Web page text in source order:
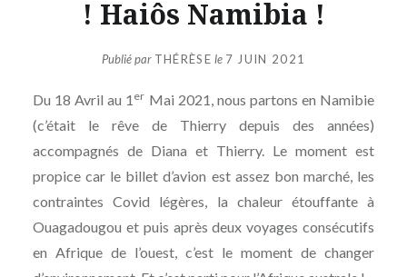
! Haiôs Namibia !
Publié par THÉRÈSE le 7 JUIN 2021
Du 18 Avril au 1 er Mai 2021, nous partons en Namibie
(c’était le rêve de Thierry depuis des années)
accompagnés de Diana et Thierry. Le moment est
propice car le billet d’avion est assez bon marché, les
contraintes Covid légères, la chaleur étouffante à
Ouagadougou et puis après deux voyages consécutifs
en Afrique de l’ouest, c’est le moment de changer